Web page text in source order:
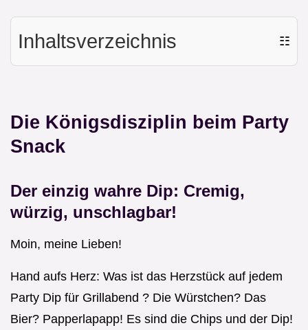
Inhaltsverzeichnis ☷
Die Königsdisziplin beim Party
Snack
Der einzig wahre Dip: Cremig,
würzig, unschlagbar!
Moin, meine Lieben!
Hand aufs Herz: Was ist das Herzstück auf jedem
Party Dip für Grillabend ? Die Würstchen? Das
Bier? Papperlapapp! Es sind die Chips und der Dip!